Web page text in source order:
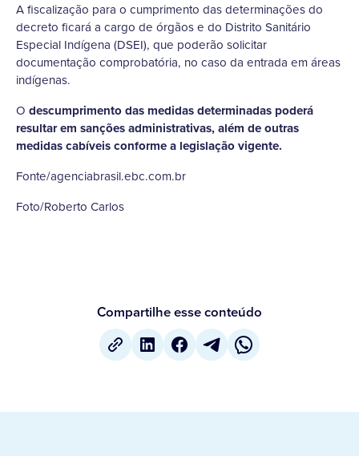
Afiscalização para o cumprimento das determinações do
decreto ficará a cargo de órgãos e do Distrito Sanitário
Especial Indígena (DSEI), que poderão solicitar
documentação comprobatória, no caso da entrada em áreas
indígenas.
O descumprimento das medidas determinadas poderá
resultar em sanções administrativas, além de outras
medidas cabíveis conforme a legislação vigente.
Fonte/agenciabrasil.ebc.com.br
Foto/Roberto Carlos
Compartilhe esse conteúdo